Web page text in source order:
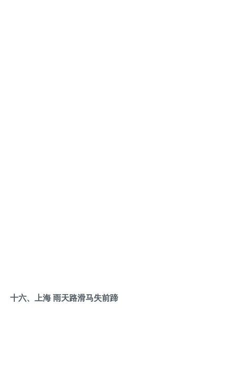
十六、上海 雨天路滑马失前蹄